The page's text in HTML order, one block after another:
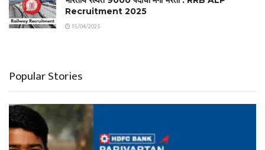
Recruitment 2025
15/04/2025
Popular Stories